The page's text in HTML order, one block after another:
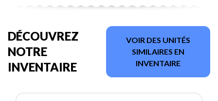
DÉCOUVREZ
NOTRE
INVENTAIRE
VOIR DES UNITÉS
SIMILAIRES EN
INVENTAIRE